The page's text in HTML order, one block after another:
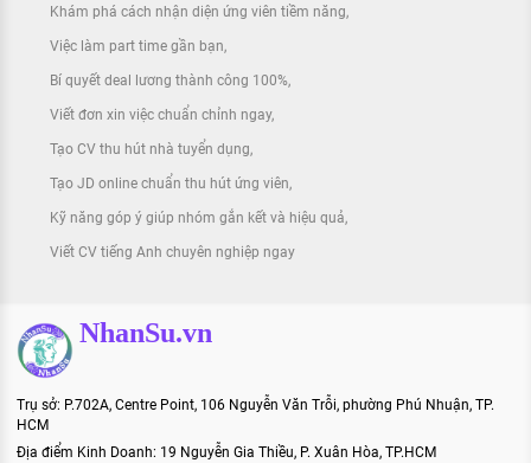
Khám phá cách nhận diện ứng viên tiềm năng
Việc làm part time gần bạn
Bí quyết deal lương thành công 100%
Viết đơn xin việc chuẩn chỉnh ngay
Tạo CV thu hút nhà tuyển dụng
Tạo JD online chuẩn thu hút ứng viên
Kỹ năng góp ý giúp nhóm gắn kết và hiệu quả
Viết CV tiếng Anh chuyên nghiệp ngay
NhanSu.vn
Trụ sở: P.702A, Centre Point, 106 Nguyễn Văn Trỗi, phường Phú Nhuận, TP.
HCM
Địa điểm Kinh Doanh: 19 Nguyễn Gia Thiều, P. Xuân Hòa, TP.HCM